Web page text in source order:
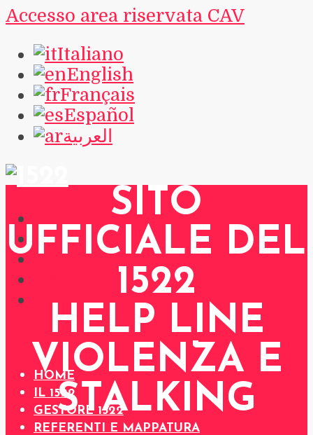
Accesso area riservata CAV
Italiano
English
Français
Español
العربية
Android
Spot informativo 1522
HOME
IL 1522
GESTORE 1522
REFERENTI E MAPPATURA
SITO
UFFICIALE DEL
1522
HELP LINE
VIOLENZA E
STALKING